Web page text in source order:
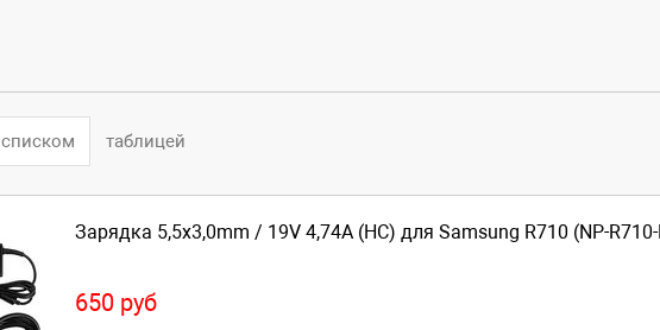
списком таблицей
Зарядка 5,5x3,0mm / 19V 4,74A (HC) для Samsung R710 (NP-
650 руб